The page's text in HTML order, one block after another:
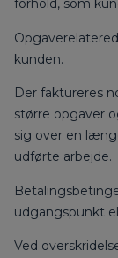
forhold, som
kunden.
Der faktureres
større opgaver
sig over en
udførte arbejde.
udgangspunkt
Ved